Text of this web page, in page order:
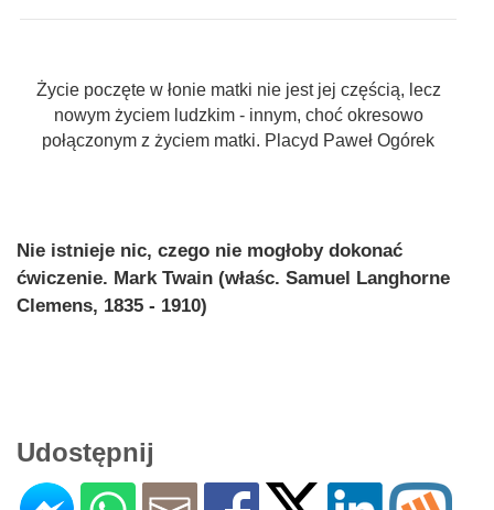
Życie poczęte w łonie matki nie jest jej częścią, lecz
nowym życiem ludzkim - innym, choć okresowo
połączonym z życiem matki. Placyd Paweł Ogórek
Nie istnieje nic, czego nie mogłoby dokonać
ćwiczenie. Mark Twain (właśc. Samuel Langhorne
Clemens, 1835 - 1910)
Udostępnij